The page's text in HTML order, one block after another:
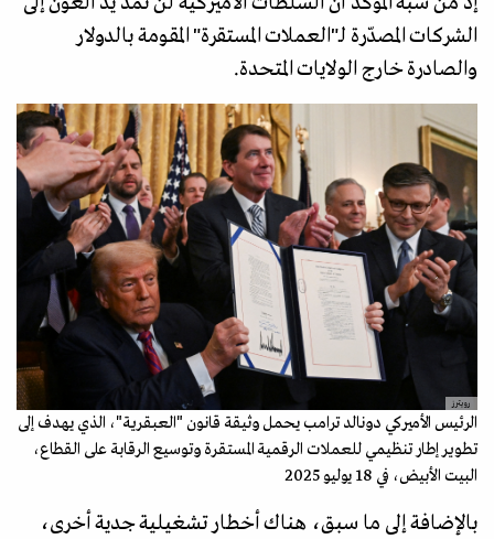
الشركات المصدّرة لـ"العملات المستقرة" المقومة بالدولار
والصادرة خارج الولايات المتحدة.
رويترز
الرئيس الأميركي دونالد ترامب يحمل وثيقة قانون "العبقرية"، الذي يهدف إلى
تطوير إطار تنظيمي للعملات الرقمية المستقرة وتوسيع الرقابة على القطاع،
البيت الأبيض، في 18 يوليو 2025
بالإضافة إلى ما سبق، هناك أخطار تشغيلية جدية أخرى،